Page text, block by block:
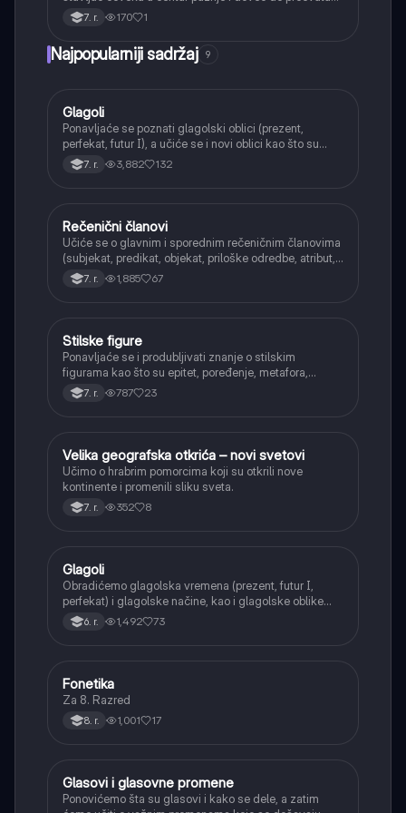
umetnosti i nauke.
7. r. 170 1
Najpopularniji sadržaj 9
Srpski jezik
Glagoli
Ponavljaće se poznati glagolski oblici (prezent,
perfekat, futur I), a učiće se i novi oblici kao što su
aorist, imperfekat, pluskvamperfekat, futur II, kao i
glagolski prilozi i pridevi.
7. r. 3,882 132
Srpski jezik
Rečenični članovi
Učiće se o glavnim i sporednim rečeničnim članovima
(subjekat, predikat, objekat, priloške odredbe, atribut,
apozicija) i njihovoj funkciji.
7. r. 1,885 67
Srpski jezik
Stilske figure
Ponavljaće se i produbljivati znanje o stilskim
figurama kao što su epitet, poređenje, metafora,
personifikacija, hiperbola, onomatopeja, aliteracija i
asonanca, razumevajući njihovu ulogu u tekstu.
7. r. 787 23
Istorija
Velika geografska otkrića – novi svetovi
Učimo o hrabrim pomorcima koji su otkrili nove
kontinente i promenili sliku sveta.
7. r. 352 8
Srpski jezik
Glagoli
Obradićemo glagolska vremena (prezent, futur I,
perfekat) i glagolske načine, kao i glagolske oblike
(infinitiv, glagolski pridevi i prilozi) i glagolski vid
(svršeni i nesvršeni).
6. r. 1,492 73
Srpski jezik
Fonetika
Za 8. Razred
8. r. 1,001 17
Srpski jezik
Glasovi i glasovne promene
Ponovićemo šta su glasovi i kako se dele, a zatim